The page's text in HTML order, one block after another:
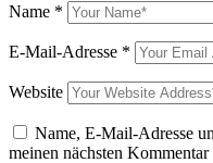
Name *
E-Mail-Adresse *
Website
Name, E-Mail-Adresse
meinen nächsten Kommentar